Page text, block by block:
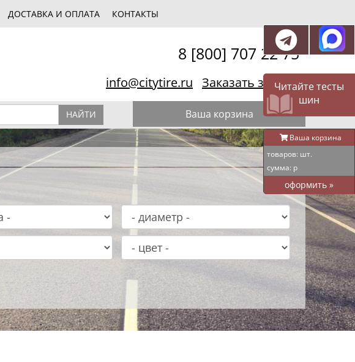
Читайте тесты
шин
Ваша корзина
товаров: шт.
сумма: р
оформить »
ДОСТАВКА И ОПЛАТА КОНТАКТЫ
8 [800] 707 22 75
info@citytire.ru Заказать звонок
НАЙТИ Ваша корзина